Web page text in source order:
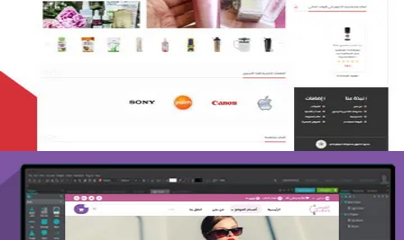
تصميم متجر لمار
التفاصيل